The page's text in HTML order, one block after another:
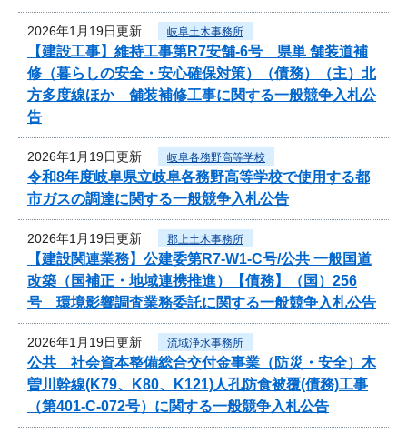
2026年1月19日更新 岐阜土木事務所
【建設工事】維持工事第R7安舗-6号 県単 舗装道補
修（暮らしの安全・安心確保対策）（債務）（主）北
方多度線ほか 舗装補修工事に関する一般競争入札公
告
2026年1月19日更新 岐阜各務野高等学校
令和8年度岐阜県立岐阜各務野高等学校で使用する都
市ガスの調達に関する一般競争入札公告
2026年1月19日更新 郡上土木事務所
【建設関連業務】公建委第R7-W1-C号/公共 一般国道
改築（国補正・地域連携推進）【債務】（国）256
号 環境影響調査業務委託に関する一般競争入札公告
2026年1月19日更新 流域浄水事務所
公共 社会資本整備総合交付金事業（防災・安全）木
曽川幹線(K79、K80、K121)人孔防食被覆(債務)工事
（第401-C-072号）に関する一般競争入札公告